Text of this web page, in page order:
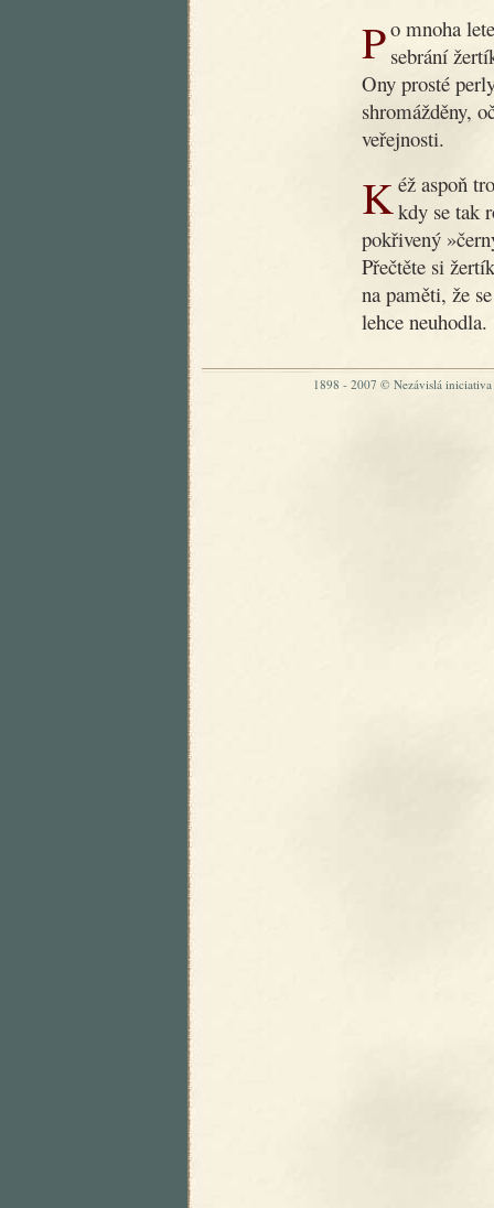
Po mnoha letech byla nyní podniknuta nová práce, záležející v sebrání
Ony prosté
shromážděny,
veřejnosti.
Kéž aspoň trochu přispějí k nápravě obecného vkusu v době,kdy se tak
pokřivený
Přečtěte si
na paměti, že
lehce neuhodla.
1898 - 2007 © Nezávislá